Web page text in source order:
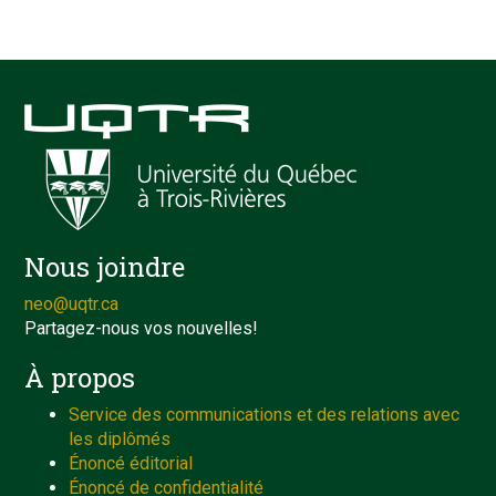
Nous joindre
neo@uqtr.ca
Partagez-nous vos nouvelles!
À propos
Service des communications et des relations avec
les diplômés
Énoncé éditorial
Énoncé de confidentialité